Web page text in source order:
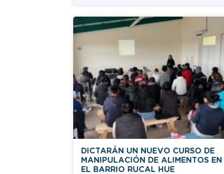
DICTARÁN UN NUEVO CURSO DE
MANIPULACIÓN DE ALIMENTOS EN
EL BARRIO RUCAL HUE